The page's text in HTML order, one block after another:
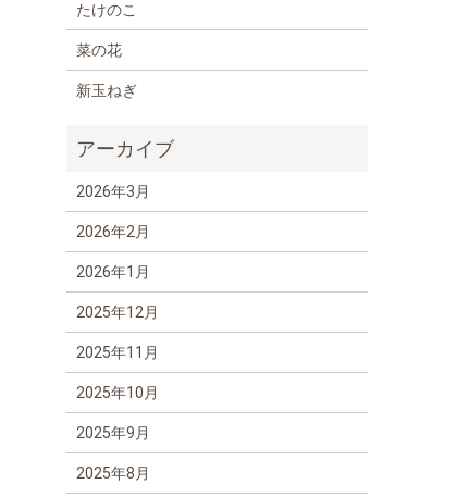
たけのこ
菜の花
新玉ねぎ
2026年3月
2026年2月
2026年1月
2025年12月
2025年11月
2025年10月
2025年9月
2025年8月